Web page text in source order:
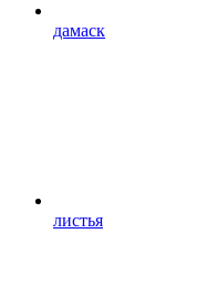
дамаск
листья